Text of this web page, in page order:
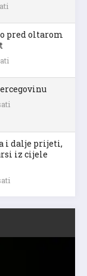
pred oltarom
i dalje prijeti,
iz cijele